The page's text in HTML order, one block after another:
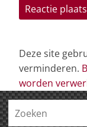
Deze site
verminderen.
worden